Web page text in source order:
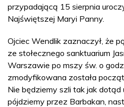
przypadającą 15 sierpnia
Najświętszej Maryi Panny.
Ojciec Wendlik zaznaczył, że
ze stołecznego sanktuarium
Warszawie po mszy św. o
zmodyfikowana została
Nie będziemy szli tak jak dotąd
pójdziemy przez Barbakan,